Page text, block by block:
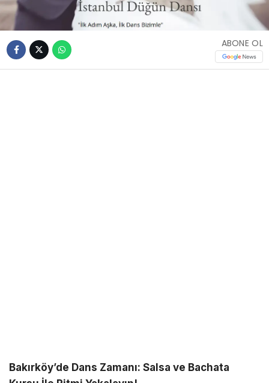
ABONE OL
Bakırköy’de Dans Zamanı: Salsa ve Bachata